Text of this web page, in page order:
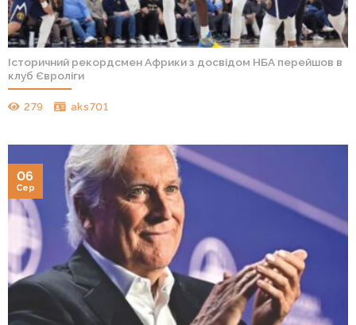
Історичний рекордсмен Африки з досвідом НБА перейшов в
клуб Євроліги
279 aks701
06
Сер